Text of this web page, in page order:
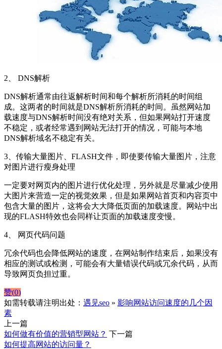
2、 DNS解析
DNS解析通常由往返解析时间和每个解析所消耗的时间组
成。这两者的时间就是DNS解析所消耗的时间。虽然网站加
载速度与DNS解析时间没有绝对关系，但如果网站打开速度
不稳定，或者经常遇到网站无法打开的情况，可能与本地
DNS解析域名不稳定有关。
3、传输大量图片、FLASH文件，即使要传输大量图片，注意
对图片进行瘦身处理
一定要对网页内的图片进行优化处理，另外就是尽量减少使用
大图片来营造一定的视觉效果，但是如果网站首页和内容页中
包含大量的图片，这将会大大降低页面的加载速度。网站中出
现的FLASH特效也会同样让页面的加载速度变慢。
4、 网页代码问题
冗余代码也会降低网站的速度，在网站制作结束后，如果没有
相应的测试或检测，可能会有大量错误代码或冗余代码，从而
导致网页负担过重。
赞(0)
如需转载请注明出处： 遇见seo » 影响网站访问速度的几个因
素
上一篇
如何做有价值的营销型网站？ 下一篇
如何提高网站的访问量？